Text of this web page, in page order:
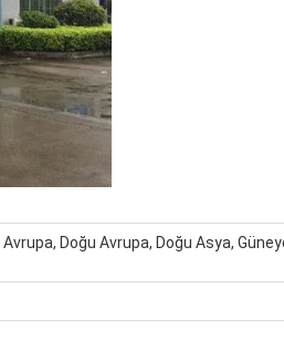
Doğu Avrupa, Doğu Asya,